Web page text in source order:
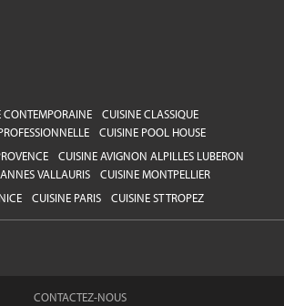
CONTEMPORAINE
CUISINE CLASSIQUE
CUISINE POOL HOUSE
CUISINE AVIGNON ALPILLES LUBERON
VALLAURIS
CUISINE MONTPELLIER
CUISINE PARIS CUISINE ST TROPEZ
CONTACTEZ-NOUS